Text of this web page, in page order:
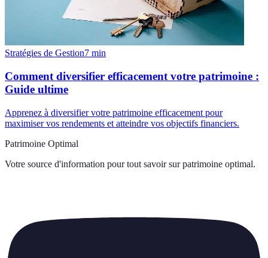
Stratégies de Gestion7 min
Comment diversifier efficacement votre patrimoine :
Guide ultime
Apprenez à diversifier votre patrimoine efficacement pour
maximiser vos rendements et atteindre vos objectifs financiers.
Patrimoine Optimal
Votre source d'information pour tout savoir sur patrimoine optimal.